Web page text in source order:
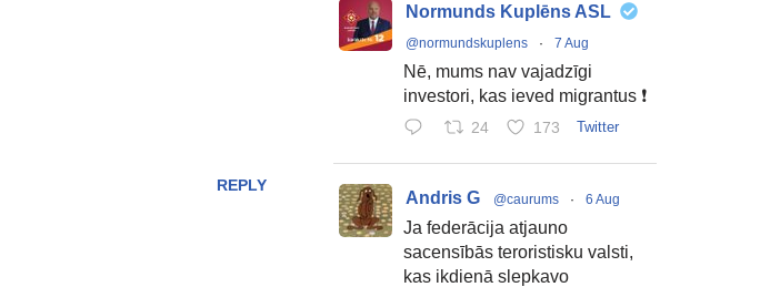
REPLY
Normunds Kuplēns ASL
@normundskuplens · 7 Aug
Nē, mums nav vajadzīgi
investori, kas ieved migrantus ❗
24 173 Twitter
Andris G @caurums · 6 Aug
Ja federācija atjauno
sacensībās teroristisku valsti,
kas ikdienā slepkavo